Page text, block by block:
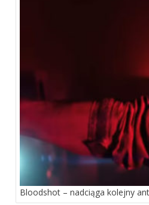
Bloodshot – nadciąga kolejny